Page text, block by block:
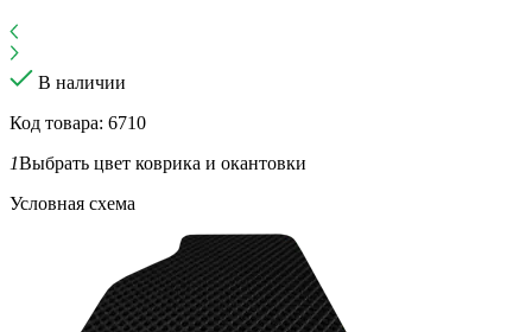
В наличии
Код товара: 6710
1Выбрать цвет коврика и окантовки
Условная схема